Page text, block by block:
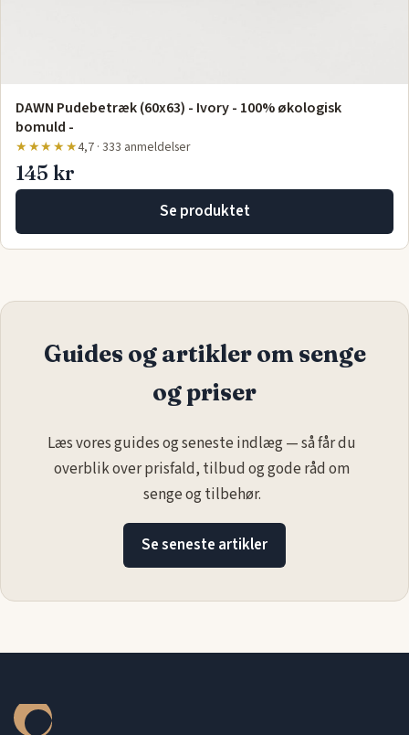
DAWN Pudebetræk (60x63) - Ivory - 100% økologisk
bomuld -
★★★★★4,7 · 333 anmeldelser
145 kr
Se produktet
Guides og artikler om senge
og priser
Læs vores guides og seneste indlæg — så får du
overblik over prisfald, tilbud og gode råd om
senge og tilbehør.
Se seneste artikler